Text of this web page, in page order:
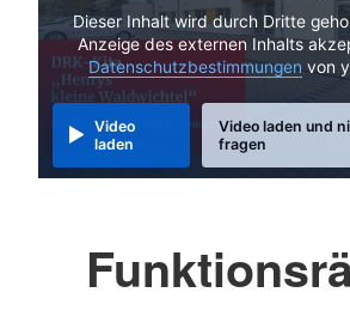
Dieser Inhalt wird durch Dritte
Anzeige des externen Inhalts
Datenschutzbestimmungen von
Video
laden
Video laden und
fragen